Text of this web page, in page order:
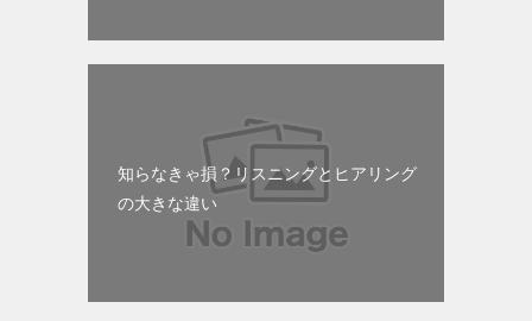
知らなきゃ損？リスニングとヒアリング
の大きな違い